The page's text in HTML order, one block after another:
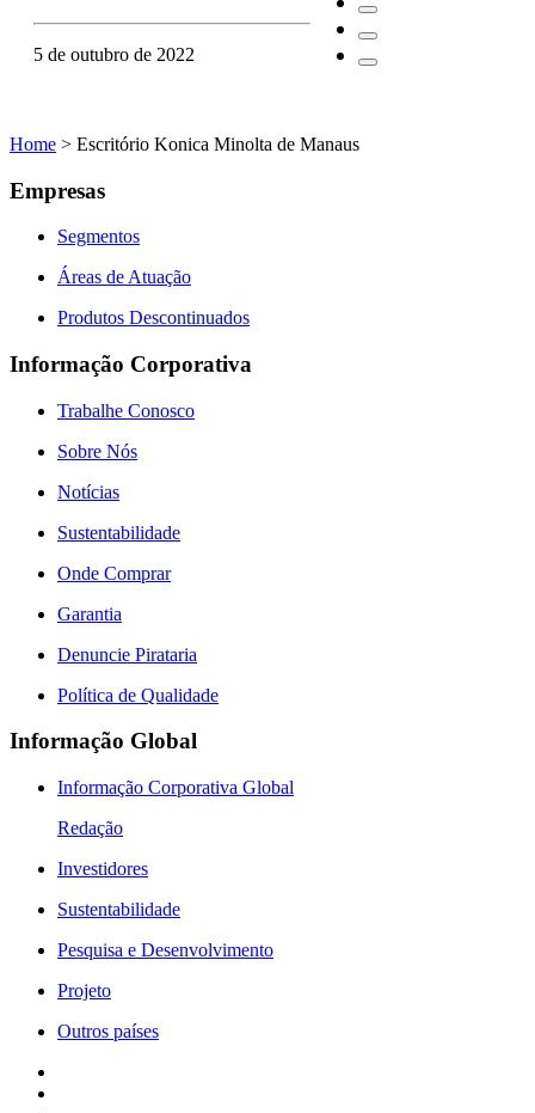
5 de outubro de 2022
Home > Escritório Konica Minolta de Manaus
Empresas
Segmentos
Áreas de Atuação
Produtos Descontinuados
Informação Corporativa
Trabalhe Conosco
Sobre Nós
Notícias
Sustentabilidade
Onde Comprar
Garantia
Denuncie Pirataria
Política de Qualidade
Informação Global
Informação Corporativa Global
Redação
Investidores
Sustentabilidade
Pesquisa e Desenvolvimento
Projeto
Outros países